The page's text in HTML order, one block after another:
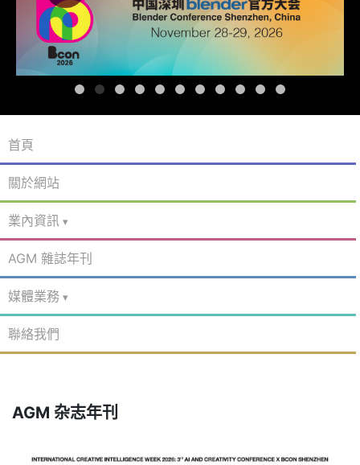
首頁
關於網站
業內資訊
AGM 雜誌年刊
媒體業務
聯絡我們
AGM 杂志年刊